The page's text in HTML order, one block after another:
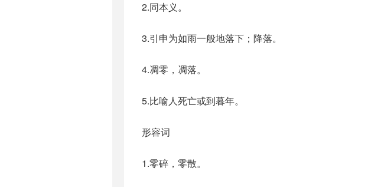
2.同本义。
3.引申为如雨一般地落下；降落。
4.凋零，凋落。
5.比喻人死亡或到暮年。
形容词
1.零碎，零散。